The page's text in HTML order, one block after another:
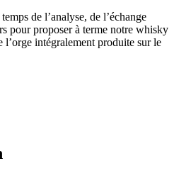
de l’analyse, de l’échange
pour proposer à terme notre whisky
intégralement produite sur le